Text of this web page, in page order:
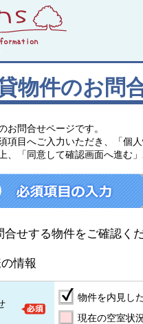
物件のお問
お問合せページです。
項目へご入力いただき、「個
、「同意して確認画面へ進む
合せする物件をご確認く
情報
物件を内見し
現在の空室状